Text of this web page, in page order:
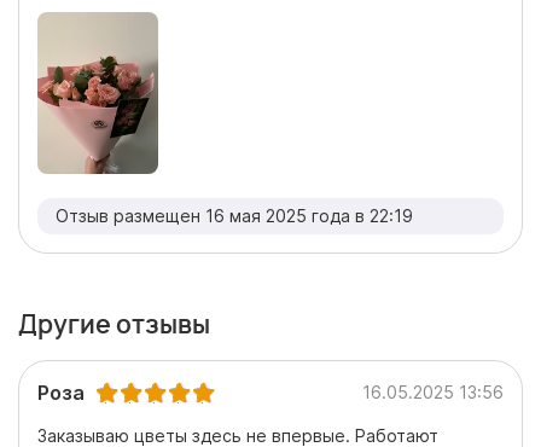
Отзыв размещен 16 мая 2025 года в 22:19
Другие отзывы
Роза 16.05.2025 13:56
Заказываю цветы здесь не впервые. Работают